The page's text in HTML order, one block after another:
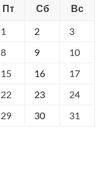
Пт Сб
Вс
1
2
3
8 9
10
15 16
17
22 23
24
29 30 31